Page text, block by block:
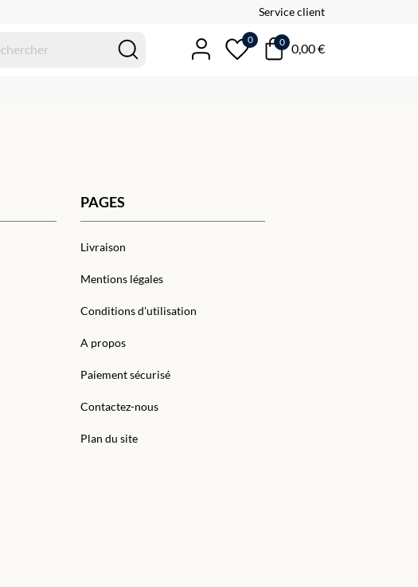
Service client
0 0 0,00 €
PAGES
Livraison
Mentions légales
Conditions d'utilisation
A propos
Paiement sécurisé
Contactez-nous
Plan du site